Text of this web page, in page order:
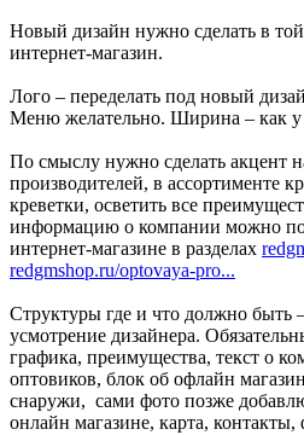
Новый дизайн нужно сделать в
интернет-магазин.
Лого – переделать под новый
Меню желательно. Ширина – как у
По смыслу нужно сделать акцент
производителей, в ассортименте
креветки, осветить все
информацию о компании можно
интернет-магазине в разделах
redgmshop.ru/optovaya-pro...
Структуры где и что должно быть
усмотрение дизайнера.
графика, преимущества, текст о
оптовиков, блок об офлайн
снаружи, сами фото позже
онлайн магазине, карта, контакты,